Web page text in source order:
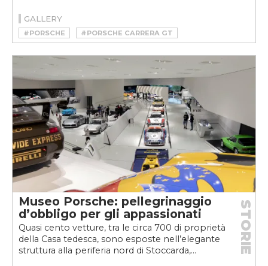
GALLERY
#PORSCHE #PORSCHE CARRERA GT
Museo Porsche: pellegrinaggio
d’obbligo per gli appassionati
Quasi cento vetture, tra le circa 700 di proprietà
della Casa tedesca, sono esposte nell’elegante
struttura alla periferia nord di Stoccarda,...
STORIE